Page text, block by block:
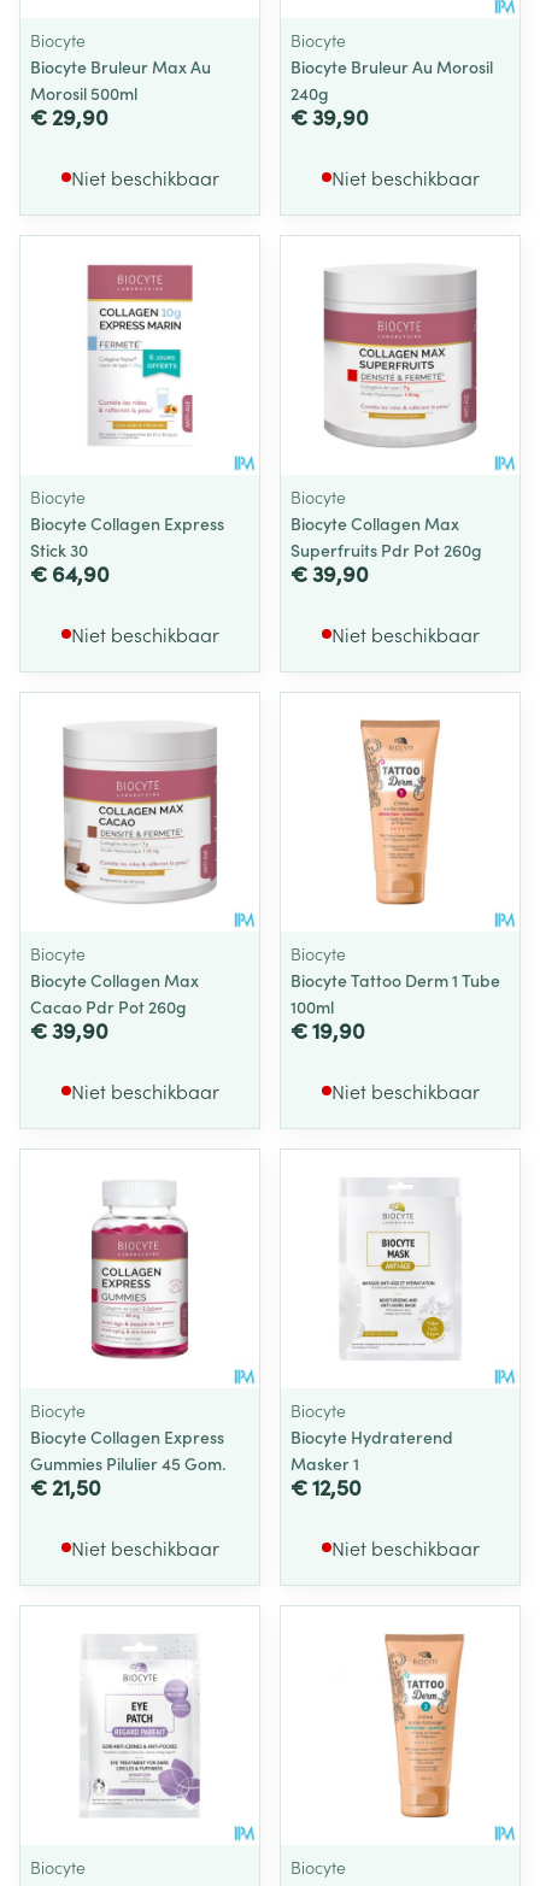
Biocyte
Biocyte Bruleur Max Au
Morosil 500ml
€ 29,90
Niet beschikbaar
Biocyte
Biocyte Bruleur Au Morosil
240g
€ 39,90
Niet beschikbaar
Biocyte
Biocyte Collagen Express
Stick 30
€ 64,90
Niet beschikbaar
Biocyte
Biocyte Collagen Max
Superfruits Pdr Pot 260g
€ 39,90
Niet beschikbaar
Biocyte
Biocyte Collagen Max
Cacao Pdr Pot 260g
€ 39,90
Niet beschikbaar
Biocyte
Biocyte Tattoo Derm 1 Tube
100ml
€ 19,90
Niet beschikbaar
Biocyte
Biocyte Collagen Express
Gummies Pilulier 45 Gom.
€ 21,50
Niet beschikbaar
Biocyte
Biocyte Hydraterend
Masker 1
€ 12,50
Niet beschikbaar
Biocyte
Biocyte